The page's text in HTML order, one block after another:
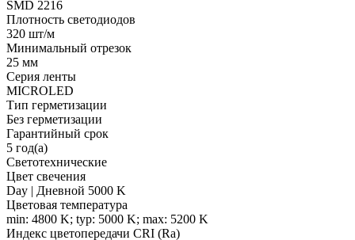
SMD 2216
Плотность светодиодов
320 шт/м
Минимальный отрезок
25 мм
Серия ленты
MICROLED
Тип герметизации
Без герметизации
Гарантийный срок
5 год(а)
Светотехнические
Цвет свечения
Day | Дневной 5000 K
Цветовая температура
min: 4800 K; typ: 5000 K; max: 5200 K
Индекс цветопередачи CRI (Ra)